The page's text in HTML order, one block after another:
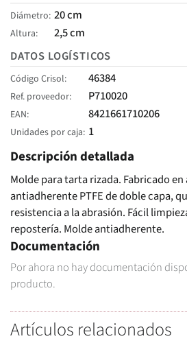
Diámetro 20 cm
Altura
2,5 cm
DATOS LOGÍSTICOS
Código Crisol 46384
Ref. proveedor P710020
EAN 8421661710206
Unidades por caja 1
Descripción detallada
Molde para tarta rizada. Fabricado
antiadherente PTFE de doble capa,
resistencia a la abrasión. Fácil
repostería. Molde antiadherente.
Documentación
Por ahora no hay documentación
producto.
Artículos relacionados